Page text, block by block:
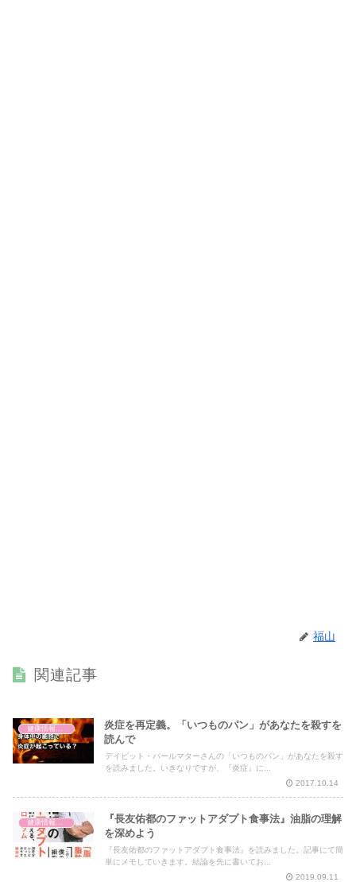
福山
関連記事
炎症を再定義。「いつものパン」があなたを殺すを
読んで
デイビット・パールマターさんの「いつものパン」があなたを殺す
を読みました。いきなりですが、『炎症』に...
2017.10.14
『長友佑都のファットアダプト食事法』油脂の理解
を深めよう
『長友佑都のファットアダプト食事法』を読みました。記事にて簡
単にメモしていきます。結論を先に書いてお...
2019.09.11